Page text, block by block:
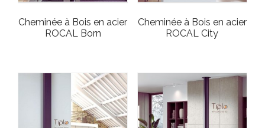
Cheminée à Bois en acier
ROCAL Born
Cheminée à Bois en acier
ROCAL City